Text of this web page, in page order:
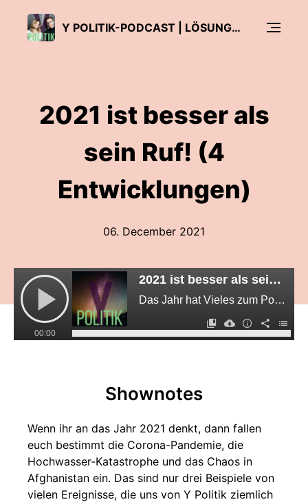
Y POLITIK-PODCAST | LÖSUNGEN FÜR DAS 3. JAHRTAUSEND
2021 ist besser als
sein Ruf! (4
Entwicklungen)
06. December 2021
2021 ist besser als sein Ruf! (4 Entwicklungen)
Das Jahr hat Vieles zum Positiven verändert.
00:00
Shownotes
Wenn ihr an das Jahr 2021 denkt, dann fallen
euch bestimmt die Corona-Pandemie, die
Hochwasser-Katastrophe und das Chaos in
Afghanistan ein. Das sind nur drei Beispiele von
vielen Ereignisse, die uns von Y Politik ziemlich